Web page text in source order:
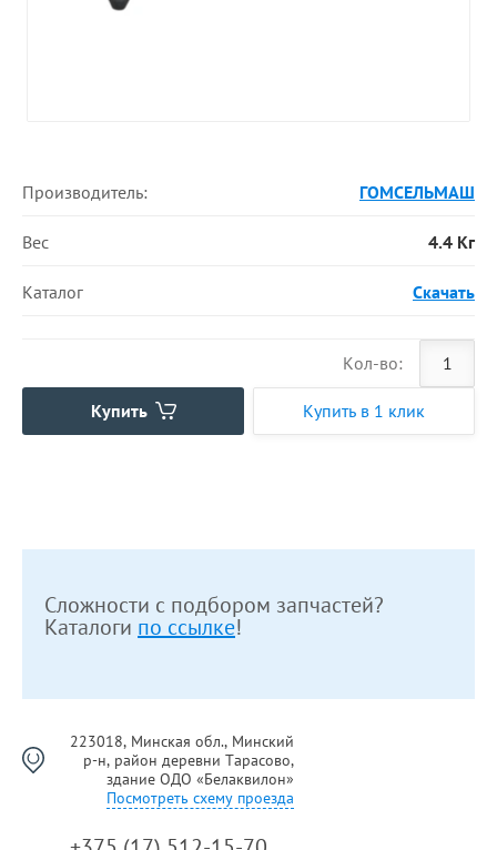
Производитель: ГОМСЕЛЬМАШ
Вес 4.4 Кг
Каталог Скачать
Кол-во:
Купить Купить в 1 клик
Сложности с подбором запчастей?
Каталоги по ссылке!
223018, Минская обл., Минский
р-н, район деревни Тарасово,
здание ОДО «Белаквилон»
Посмотреть схему проезда